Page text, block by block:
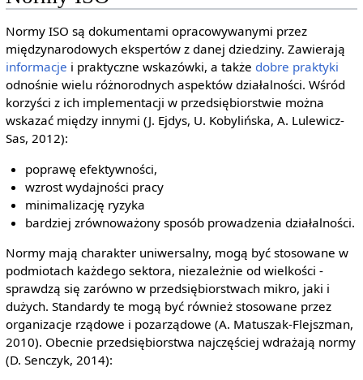
Normy ISO są dokumentami opracowywanymi przez
międzynarodowych ekspertów z danej dziedziny. Zawierają
informacje i praktyczne wskazówki, a także dobre praktyki
odnośnie wielu różnorodnych aspektów działalności. Wśród
korzyści z ich implementacji w przedsiębiorstwie można
wskazać między innymi (J. Ejdys, U. Kobylińska, A. Lulewicz-
Sas, 2012):
poprawę efektywności,
wzrost wydajności pracy
minimalizację ryzyka
bardziej zrównoważony sposób prowadzenia działalności.
Normy mają charakter uniwersalny, mogą być stosowane w
podmiotach każdego sektora, niezależnie od wielkości -
sprawdzą się zarówno w przedsiębiorstwach mikro, jaki i
dużych. Standardy te mogą być również stosowane przez
organizacje rządowe i pozarządowe (A. Matuszak-Flejszman,
2010). Obecnie przedsiębiorstwa najczęściej wdrażają normy
(D. Senczyk, 2014):